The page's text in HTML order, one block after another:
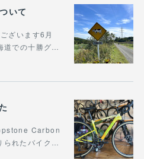
いて
ざいます6月
での十勝グ…
Carbon
れたバイク…